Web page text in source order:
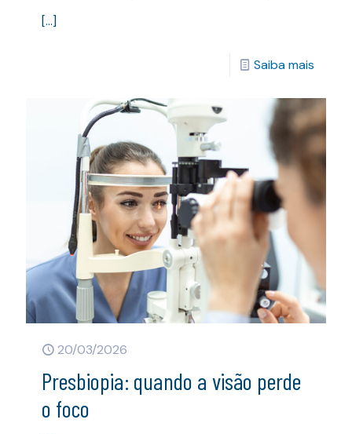
[…]
Saiba mais
20/03/2026
Presbiopia: quando a visão perde
o foco